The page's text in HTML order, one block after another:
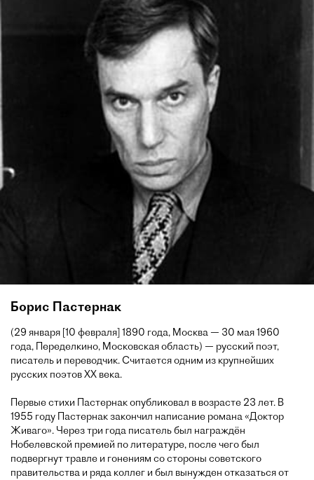
Борис Пастернак
(29 января [10 февраля] 1890 года, Москва — 30 мая 1960
года, Переделкино, Московская область) — русский поэт,
писатель и переводчик. Считается одним из крупнейших
русских поэтов XX века.
Первые стихи Пастернак опубликовал в возрасте 23 лет. В
1955 году Пастернак закончил написание романа «Доктор
Живаго». Через три года писатель был награждён
Нобелевской премией по литературе, после чего был
подвергнут травле и гонениям со стороны советского
правительства и ряда коллег и был вынужден отказаться от